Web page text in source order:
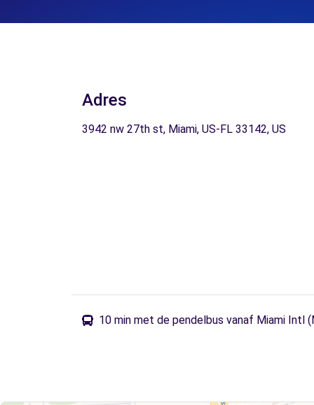
Adres
3942 nw 27th st, Miami, US-FL 33142, US
10 min met de pendelbus vanaf Miami Intl